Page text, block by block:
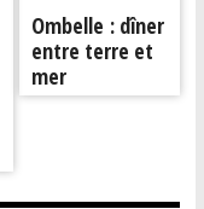
Ombelle : dîner
entre terre et
mer